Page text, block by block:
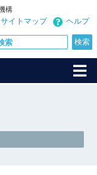
構
ヘルプ
サイトマップ